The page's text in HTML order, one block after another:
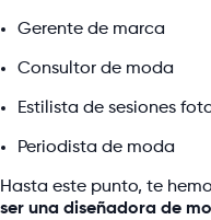
Gerente de marca
Consultor de moda
Estilista de sesiones
Periodista de moda
Hasta este punto, te
ser una diseñadora de